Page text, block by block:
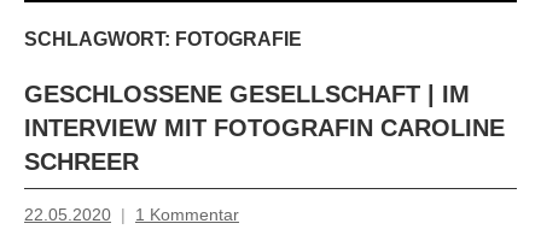
SCHLAGWORT: FOTOGRAFIE
GESCHLOSSENE GESELLSCHAFT | IM
INTERVIEW MIT FOTOGRAFIN CAROLINE
SCHREER
22.05.2020
Mosche
1 Kommentar